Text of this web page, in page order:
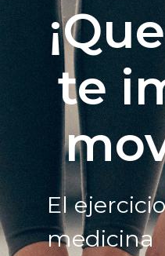
te
El
medicina